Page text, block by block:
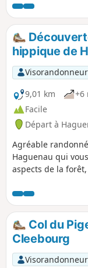
peuplements de
champs et le
d’Eschbach qui
forêt.
hippique de
Visorandonneur
9,01 km
+6
Facile
Départ à
Agréable
Haguenau qui
aspects de la
Col du
Cleebourg
Visorandonneur